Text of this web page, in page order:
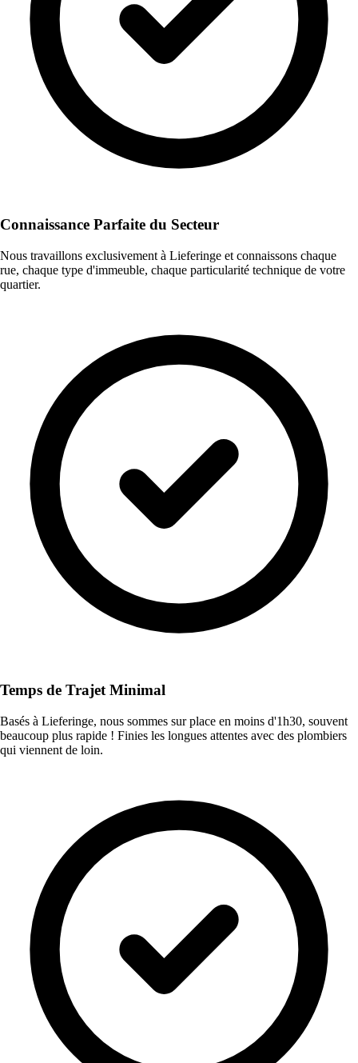
Connaissance Parfaite du Secteur
Nous travaillons exclusivement à Lieferinge et connaissons chaque
rue, chaque type d'immeuble, chaque particularité technique de votre
quartier.
Temps de Trajet Minimal
Basés à Lieferinge, nous sommes sur place en moins d'1h30, souvent
beaucoup plus rapide ! Finies les longues attentes avec des plombiers
qui viennent de loin.